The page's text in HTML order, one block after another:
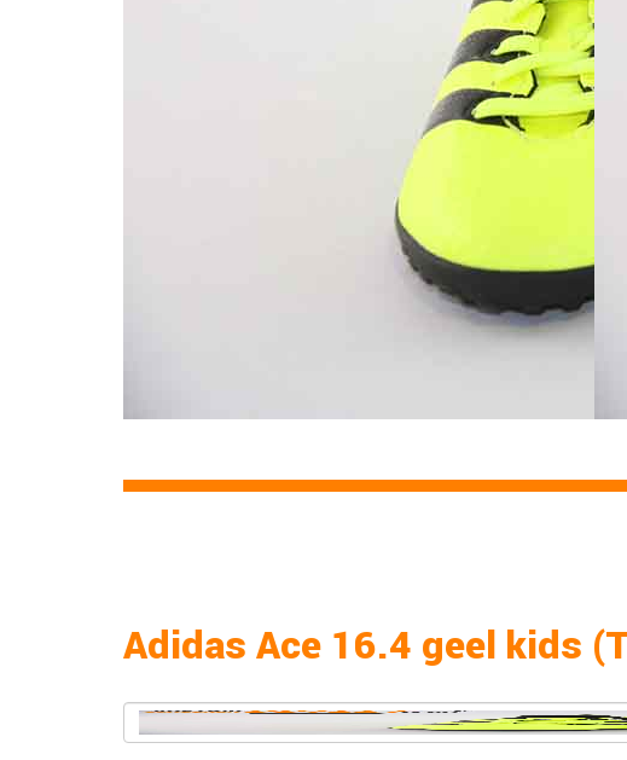
Adidas Ace 16.4 geel kids